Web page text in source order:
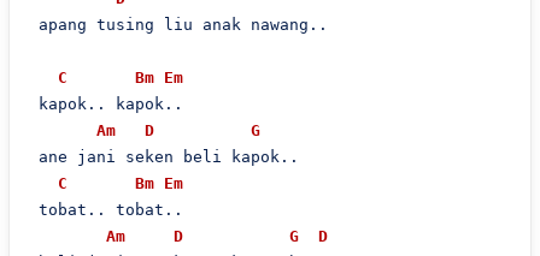
apang tusing liu anak nawang..
C Bm
Em
kapok.. kapok..
Am
D
G
ane jani seken beli kapok..
C
Bm
Em
tobat.. tobat..
Am
D G
D